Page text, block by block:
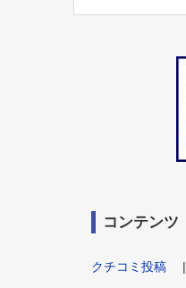
コンテンツ
クチコミ投稿 |